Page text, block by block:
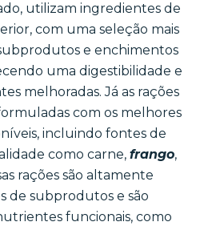
utilizam ingredientes de
com uma seleção mais
e enchimentos
uma digestibilidade e
melhoradas. Já as rações
com os melhores
incluindo fontes de
como carne, frango,
rações são altamente
de subprodutos e são
funcionais, como